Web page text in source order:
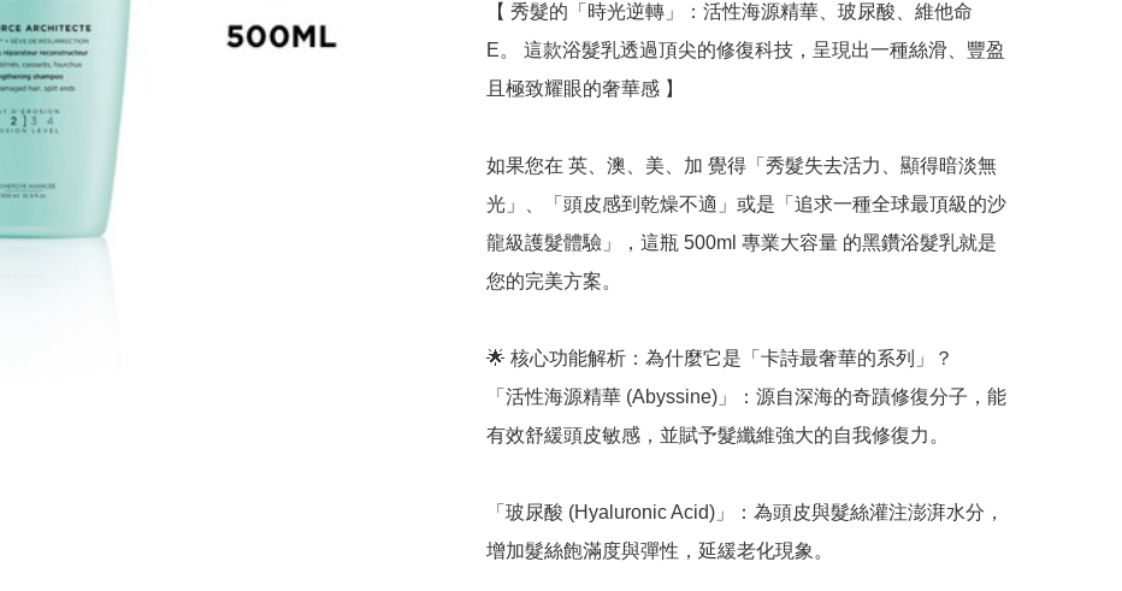
【 秀髮的「時光逆轉」：活性海源精華、玻尿酸、維他命
E。 這款浴髮乳透過頂尖的修復科技，呈現出一種絲滑、豐盈
且極致耀眼的奢華感 】
如果您在 英、澳、美、加 覺得「秀髮失去活力、顯得暗淡無
光」、「頭皮感到乾燥不適」或是「追求一種全球最頂級的沙
龍級護髮體驗」，這瓶 500ml 專業大容量 的黑鑽浴髮乳就是
您的完美方案。
🌟 核心功能解析：為什麼它是「卡詩最奢華的系列」？
「活性海源精華 (Abyssine)」：源自深海的奇蹟修復分子，能
有效舒緩頭皮敏感，並賦予髮纖維強大的自我修復力。
「玻尿酸 (Hyaluronic Acid)」：為頭皮與髮絲灌注澎湃水分，
增加髮絲飽滿度與彈性，延緩老化現象。